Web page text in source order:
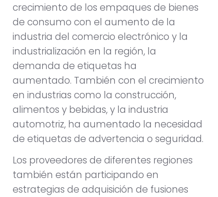
crecimiento de los empaques de bienes
de consumo con el aumento de la
industria del comercio electrónico y la
industrialización en la región, la
demanda de etiquetas ha
aumentado. También con el crecimiento
en industrias como la construcción,
alimentos y bebidas, y la industria
automotriz, ha aumentado la necesidad
de etiquetas de advertencia o seguridad.
Los proveedores de diferentes regiones
también están participando en
estrategias de adquisición de fusiones